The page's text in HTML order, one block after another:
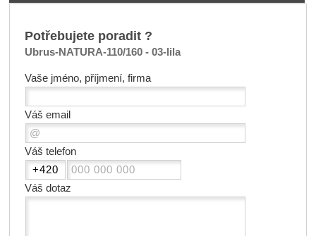
Potřebujete poradit ?
Ubrus-NATURA-110/160 - 03-lila
Vaše jméno, příjmení, firma
Váš email
Váš telefon
Váš dotaz